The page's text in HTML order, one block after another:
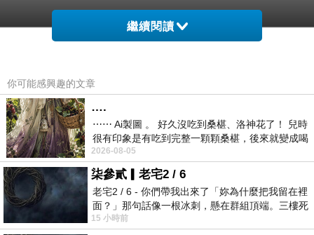
繼續閱讀
你可能感興趣的文章
….
⋯⋯ Ai製圖 。 好久沒吃到桑椹、洛神花了！ 兒時
很有印象是有吃到完整一顆顆桑椹，後來就變成喝
桑椹汁。 現在是連喝都沒喝
2026-08-05
柒參貳▎老宅2 / 6
老宅2 / 6 - 你們帶我出來了「妳為什麼把我留在裡
面？」那句話像一根冰刺，懸在群組頂端。三樓死
死盯著照片裡的人。那個人確實站在
15 小時前